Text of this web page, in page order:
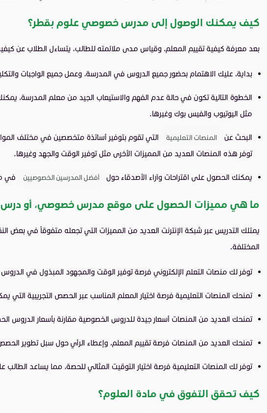
كيف يمكنك الوصول إلى مدرس خصوصي علوم بقطر؟
بعد معرفة كيفية تقييم المعلم، وقياس مدى ملائمته للطالب، يتساءل الطلاب عن
بداية، عليك الاهتمام بحضور جميع الدروس في المدرسة، وعمل جميع الواجبات
الخطوة التالية تكون في حالة عدم الفهم والاستيعاب الجيد من معلم المدرسة،
مثل اليوتيوب والفيس بوك وغيرها.
البحث عن المنصات التعليمية
التي تقوم بتوفير أساتذة متخصصين في مختلف المواد
توفر هذه المنصات العديد من المميزات الأخرى مثل توفير الوقت والجهد وغيرها.
يمكنك الحصول على اقتراحات وآراء الأصدقاء حول أفضل المدرسين الخصوصيين في
ما هي مميزات الحصول على موقع مدرس خصوصي، أو درس
يمتلك التدريس عبر شبكة الإنترنت العديد من المميزات التي تجعله متفوقاً في
المختلفة.
توفر لك منصات التعلم الإلكتروني فرصة توفير الوقت والمجهود المبذول في الدروس
تمنحك المنصات التعليمية فرصة اختيار المعلم المناسب عبر الحصص التجريبية
تمنحك العديد من المنصات أسعار جيدة للدروس الخصوصية مقارنة بأسعار الدروس
تمنحك العديد من المنصات فرصة تقييم المعلم، وإعطاء الرأي حول سبل تطوير
توفر لك المنصات التعليمية فرصة اختيار التوقيت المثالي للحصة، مما يساعد
كيف تحقق التفوق في مادة العلوم؟